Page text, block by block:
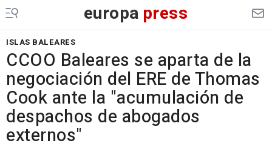
europa press
ISLAS BALEARES
CCOO Baleares se aparta de la
negociación del ERE de Thomas
Cook ante la "acumulación de
despachos de abogados
externos"